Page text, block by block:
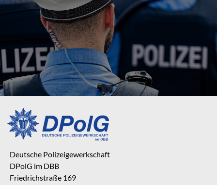
Deutsche Polizeigewerkschaft
DPolG im DBB
Friedrichstraße 169